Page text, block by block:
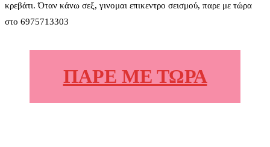
κρεβάτι. Όταν κάνω σεξ, γινομαι επικεντρο σεισμού, παρε με τώρα
στο 6975713303
ΠΑΡΕ ΜΕ ΤΩΡΑ